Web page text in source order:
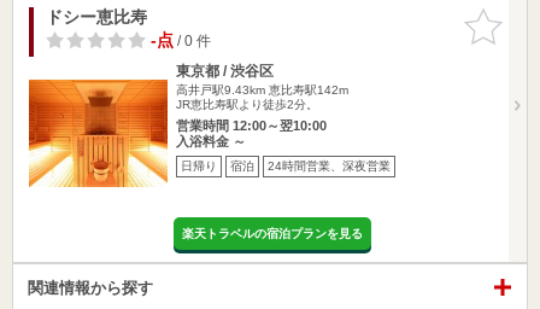
お気に入
りに追加
ドシー恵比寿
-点/ 0 件
東京都 / 渋谷区
高井戸駅9.43km 恵比寿駅142m
JR恵比寿駅より徒歩2分。
営業時間 12:00～翌10:00
入浴料金 ～
日帰り 宿泊 24時間営業、深夜営業
楽天トラベルの宿泊プランを見る
関連情報から探す